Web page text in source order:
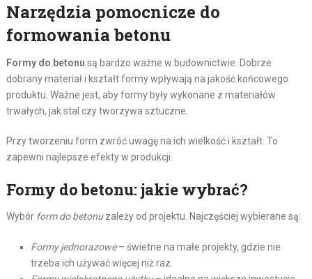
Narzędzia pomocnicze do
formowania betonu
Formy do betonu są bardzo ważne w budownictwie. Dobrze
dobrany materiał i kształt formy wpływają na jakość końcowego
produktu. Ważne jest, aby formy były wykonane z materiałów
trwałych, jak stal czy tworzywa sztuczne.
Przy tworzeniu form zwróć uwagę na ich wielkość i kształt. To
zapewni najlepsze efekty w produkcji.
Formy do betonu: jakie wybrać?
Wybór form do betonuzależy od projektu. Najczęściej wybierane są:
Formy jednorazowe– świetne na małe projekty, gdzie nie
trzeba ich używać więcej niż raz.